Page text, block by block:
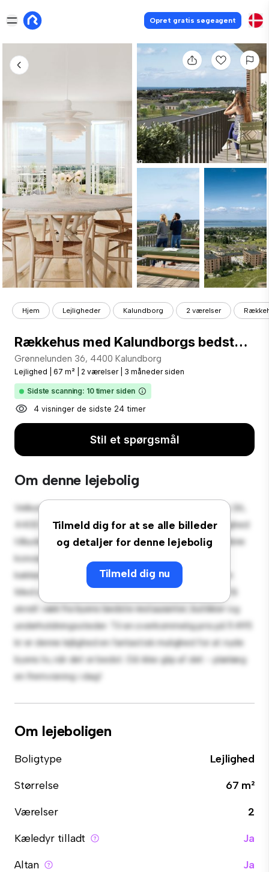
Opret gratis søgeagent
Hjem Lejligheder Kalundborg 2 værelser
Rækkehus med Kalundborgs bedste udsigt
Grønnelunden 36, 4400 Kalundborg
Lejlighed 67 m² 2 værelser 3 måneder siden
Sidste scanning: 10 timer siden
4 visninger de sidste 24 timer
Stil et spørgsmål
Om denne lejebolig
Tilmeld dig for at se alle billeder
og detaljer for denne lejebolig
Tilmeld dig nu
Velkommen til dit nye byferiested på Grønnelunden 36,
4400 Kalundborg! Denne moderne 2-værelses lejlighed
tilbyder et stilfuldt og hyggeligt opholdsrum. Det åbne
koncept er perfekt til at underholde, og det slanke
køkken er udstyret med de bedste hårde hvidevarer.
Med sin førsteklasses beliggenhed vil du være kun få
skridt væk fra byens bedste restauranter, butikker og
underholdningssteder. Til en overkommelig pris på 11.495
kr er denne lejlighed en fantastisk mulighed for at nyde
byens liv, når det er bedst. Gå ikke glip af det - planlæg
en fremvisning i dag!
Om lejeboligen
Boligtype
Lejlighed
Størrelse
67 m²
Værelser
2
Kæledyr tilladt
Ja
Altan
Ja